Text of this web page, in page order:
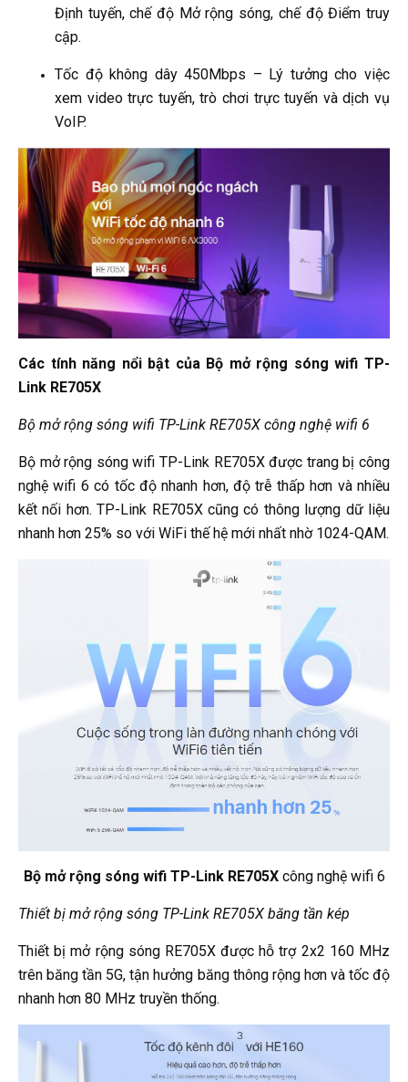
Định tuyến, chế độ Mở rộng sóng, chế độ Điểm truy
cập.
Tốc độ không dây 450Mbps – Lý tưởng cho việc
xem video trực tuyến, trò chơi trực tuyến và dịch vụ
VoIP.
Các tính năng nổi bật của Bộ mở rộng sóng wifi TP-
Link RE705X
Bộ mở rộng sóng wifi TP-Link RE705X công nghệ wifi 6
Bộ mở rộng sóng wifi TP-Link RE705X được trang bị công
nghệ wifi 6 có tốc độ nhanh hơn, độ trễ thấp hơn và nhiều
kết nối hơn. TP-Link RE705X cũng có thông lượng dữ liệu
nhanh hơn 25% so với WiFi thế hệ mới nhất nhờ 1024-QAM.
Bộ mở rộng sóng wifi TP-Link RE705Xcông nghệ wifi 6
Thiết bị mở rộng sóng TP-Link RE705X băng tần kép
Thiết bị mở rộng sóng RE705X được hỗ trợ 2x2 160 MHz
trên băng tần 5G, tận hưởng băng thông rộng hơn và tốc độ
nhanh hơn 80 MHz truyền thống.